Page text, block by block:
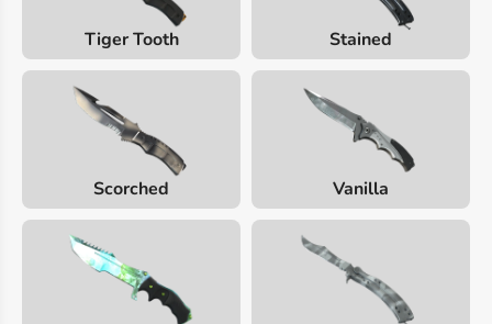
Tiger Tooth Stained
Scorched Vanilla